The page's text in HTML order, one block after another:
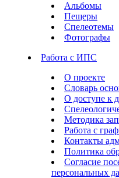
Альбомы
Пещеры
Спелеотемы
Фотографы
Работа с ИПС
О проекте
Словарь
О доступе к
Методика
Работа с
Контакты
Политика
Согласие
персональных